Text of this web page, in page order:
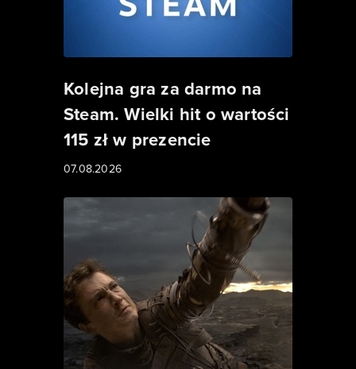
Kolejna gra za darmo na
Steam. Wielki hit o wartości
115 zł w prezencie
07.08.2026